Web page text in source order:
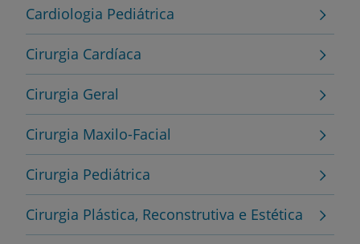
Cardiologia Pediátrica
Cirurgia Cardíaca
Cirurgia Geral
Cirurgia Maxilo-Facial
Cirurgia Pediátrica
Cirurgia Plástica, Reconstrutiva e Estética